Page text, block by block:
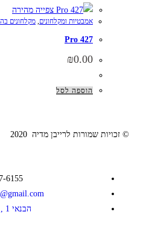
צפייה מהירה
אמבטיות ומקלחונים, מקלחונים
Pro 427
₪0.00
הוספה לסל
6155
הבנאי 1 , בית שמש
© זכויות שמורות לרייבן מדיה 2020